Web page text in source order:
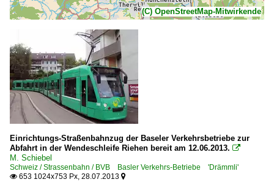
(C) OpenStreetMap-Mitwirkende
Einrichtungs-Straßenbahnzug der Baseler Verkehrsbetriebe zur
Abfahrt in der Wendeschleife Riehen bereit am 12.06.2013. 
M. Schiebel
Schweiz / Strassenbahn / BVB Basler Verkehrs-Betriebe 'Drämmli'
 653 1024x753 Px, 28.07.2013 